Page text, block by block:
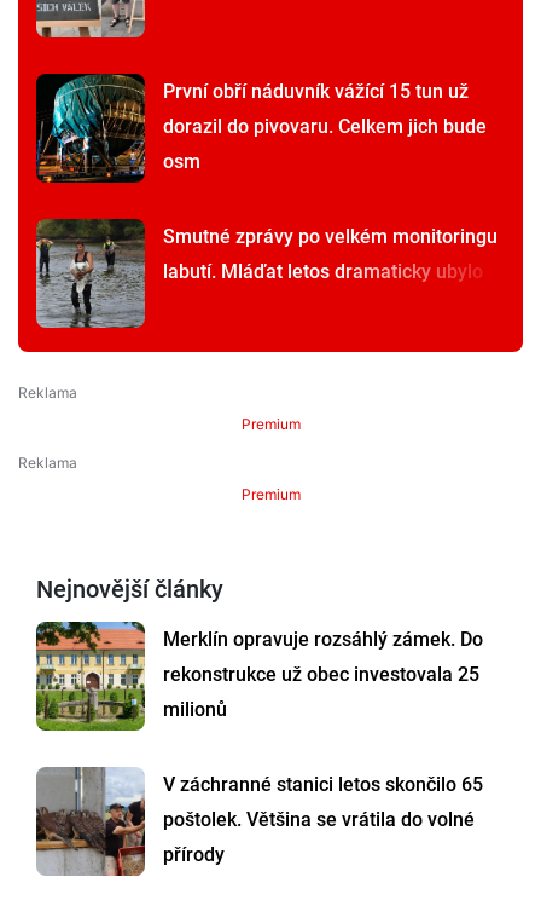
První obří náduvník vážící 15 tun už
dorazil do pivovaru. Celkem jich bude
osm
Smutné zprávy po velkém monitoringu
labutí. Mláďat letos dramaticky ubylo
Premium
Premium
Nejnovější články
Merklín opravuje rozsáhlý zámek. Do
rekonstrukce už obec investovala 25
milionů
V záchranné stanici letos skončilo 65
poštolek. Většina se vrátila do volné
přírody